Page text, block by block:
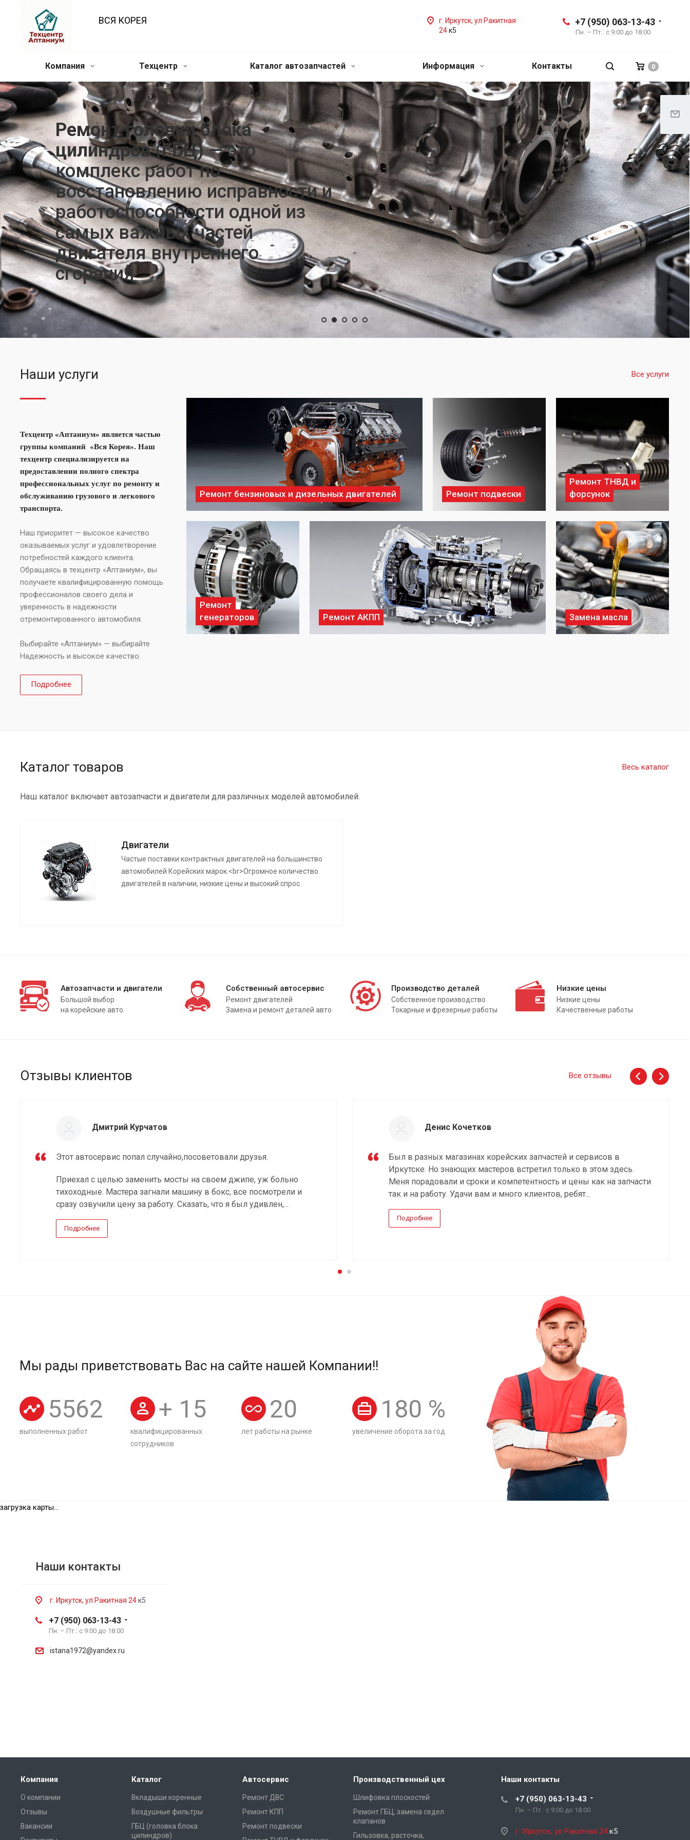
ВСЯ КОРЕЯ +7 (950) 063-13-43
Пн. – Пт.: с 9:00 до 18:00
г. Иркутск, ул Ракитная
24к5
0
Компания Техцентр Каталог автозапчастей Информация Контакты
Ремонт головки блока
цилиндров (ГБЦ)— это
комплекс работ по
восстановлению исправности и
работоспособности одной из
самых важных частей
двигателя внутреннего
сгорания
Все услуги
Наши услуги
Техцентр «Аптаниум» является частью
группы компаний «Вся Корея». Наш
техцентр специализируется на
предоставлении полного спектра
профессиональных услуг по ремонту и
обслуживанию грузового и легкового
транспорта.
Наш приоритет — высокое качество
оказываемых услуг и удовлетворение
потребностей каждого клиента.
Обращаясь в техцентр «Аптаниум», вы
получаете квалифицированную помощь
профессионалов своего дела и
уверенность в надежности
отремонтированного автомобиля.
Выбирайте «Аптаниум» — выбирайте
Надежность и высокое качество.
Подробнее
Ремонт бензиновых и дизельных двигателей Ремонт подвески
Ремонт ТНВД и
форсунок
Ремонт
генераторов
Ремонт АКПП Замена масла
Весь каталог
Каталог товаров
Наш каталог включает автозапчасти и двигатели для различных моделей автомобилей.
Двигатели
Частые поставки контрактных двигателей на большинство
автомобилей Корейских марок.<br>Огромное количество
двигателей в наличии, низкие цены и высокий спрос.
Автозапчасти и двигатели
Большой выбор
на корейские авто
Собственный автосервис
Ремонт двигателей
Замена и ремонт деталей авто
Производство деталей
Собственное производство
Токарные и фрезерные работы
Низкие цены
Низкие цены
Качественные работы
Все отзывы
Отзывы клиентов
Дмитрий Курчатов
Этот автосервис попал случайно,посоветовали друзья.
Приехал с целью заменить мосты на своем джипе, уж больно
тихоходные. Мастера загнали машину в бокс, все посмотрели и
сразу озвучили цену за работу. Сказать, что я был удивлен,...
Подробнее
Денис Кочетков
Был в разных магазинах корейских запчастей и сервисов в
Иркутске. Но знающих мастеров встретил только в этом здесь.
Меня порадовали и сроки и компетентность и цены как на запчасти
так и на работу. Удачи вам и много клиентов, ребят...
Подробнее
Мы рады приветствовать Вас на сайте нашей Компании!!
5562
выполненных работ
+ 15
квалифицированных
сотрудников
20
лет работы на рынке
180 %
увеличение оборота за год
Наши контакты
г. Иркутск, ул Ракитная 24к5
+7 (950) 063-13-43
Пн. – Пт.: с 9:00 до 18:00
istana1972@yandex.ru
загрузка карты...
Компания
О компании
Отзывы
Вакансии
Каталог
Вкладыши коренные
Воздушные фильтры
ГБЦ (головка блока
цилиндров)
Автосервис
Ремонт ДВС
Ремонт КПП
Ремонт подвески
Производственный цех
Шлифовка плоскостей
Ремонт ГБЦ, замена седел
клапанов
Гильзовка, расточка,
Наши контакты
+7 (950) 063-13-43
Пн. – Пт.: с 9:00 до 18:00
г. Иркутск, ул Ракитная 24к5